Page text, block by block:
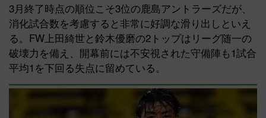
3月終了時点の順位こそ3位の鹿島アントラーズだが、
消化試合数を考慮すると非常に好調な滑り出しといえ
る。FW上田綺世と鈴木優磨の2トップはリーグ随一の
破壊力を備え、開幕前には不安視された守備陣も1試合
平均1を下回る失点に留めている。